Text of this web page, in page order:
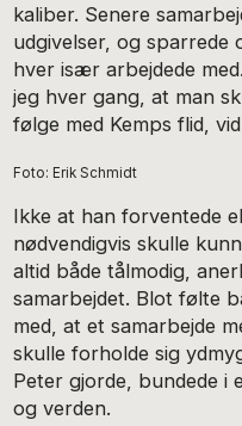
kaliber. Senere
udgivelser, og sparrede
hver især arbejdede
jeg hver gang, at man
følge med Kemps flid,
Foto: Erik Schmidt
Ikke at han forventede
nødvendigvis skulle
altid både tålmodig,
samarbejdet. Blot følte
med, at et samarbejde
skulle forholde sig
Peter gjorde, bundede i
og verden.